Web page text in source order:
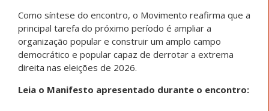
Como síntese do encontro, o Movimento reafirma que a
principal tarefa do próximo período é ampliar a
organização popular e construir um amplo campo
democrático e popular capaz de derrotar a extrema
direita nas eleições de 2026.
Leia o Manifesto apresentado durante o encontro: